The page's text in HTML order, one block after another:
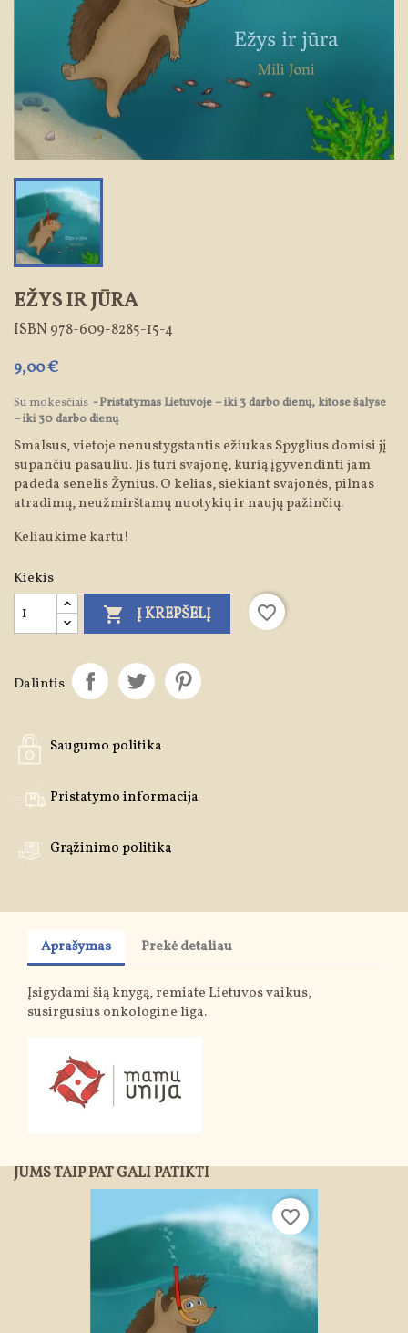
EŽYS IR JŪRA
ISBN 978-609-8285-15-4
9,00 €
Su mokesčiais
Pristatymas Lietuvoje – iki 3 darbo dienų, kitose šalyse
– iki 30 darbo dienų
Smalsus, vietoje nenustygstantis ežiukas Spyglius domisi jį
supančiu pasauliu. Jis turi svajonę, kurią įgyvendinti jam
padeda senelis Žynius. O kelias, siekiant svajonės, pilnas
atradimų, neužmirštamų nuotykių ir naujų pažinčių.
Keliaukime kartu!
Kiekis
 Į KREPŠELĮ favorite_border
Dalintis
Saugumo politika
Pristatymo informacija
Grąžinimo politika
Aprašymas Prekė detaliau
Įsigydami šią knygą, remiate Lietuvos vaikus,
susirgusius onkologine liga.
JUMS TAIP PAT GALI PATIKTI
favorite_border